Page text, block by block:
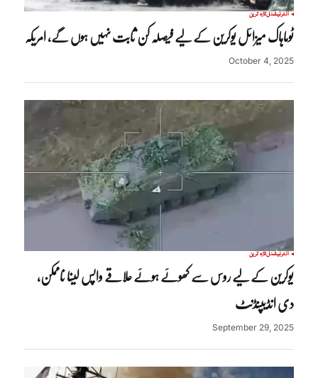
انٹرنیشنلتازہ ترین
ٹوماہاک میزائل یوکرین کے لیے فیصلہ کن ثابت نہیں ہوں گے، امریکہ
October 4, 2025
انٹرنیشنلتازہ ترین
یوکرین کے لیے روس سے کھوئے ہوئے علاقے واپس لینا ناممکن،
دی انڈیپنڈنٹ
September 29, 2025